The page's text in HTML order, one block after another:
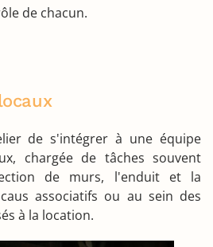
de chacun.
de s'intégrer à une équipe
chargée de tâches souvent
de murs, l'enduit et la
associatifs ou au sein des
à la location.